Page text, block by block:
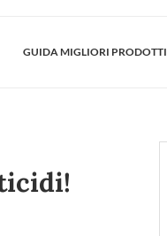
GUIDA MIGLIORI PRODOTTI